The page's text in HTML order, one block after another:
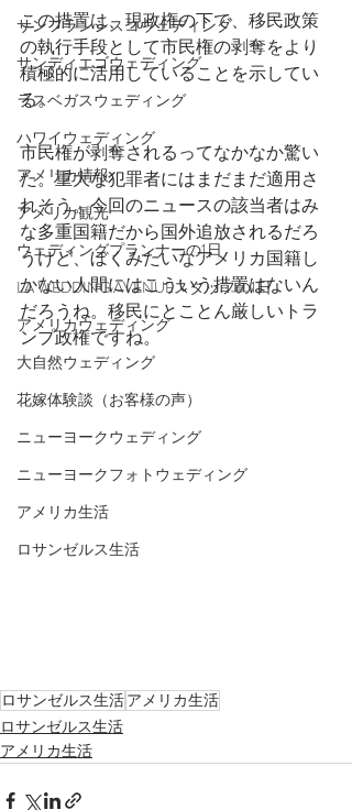
サンフランシスコウェディング
サンディエゴウェディング
ラスベガスウェディング
ハワイウェディング
アメリカ情報
アメリカ観光
ウェディングプランナーの1日
LA WEDDING AVENUEスタッフの1日
アメリカウェディング
大自然ウェディング
花嫁体験談（お客様の声）
ニューヨークウェディング
ニューヨークフォトウェディング
アメリカ生活
ロサンゼルス生活
この措置は、現政権の下で、移民政策
の執行手段として市民権の剥奪をより
積極的に活用していることを示してい
る。
市民権が剥奪されるってなかなか驚い
た。重大な犯罪者にはまだまだ適用さ
れそう。今回のニュースの該当者はみ
な多重国籍だから国外追放されるだろ
うけど、ぼくみたいなアメリカ国籍し
かない人間にはこういう措置はないん
だろうね。移民にとことん厳しいトラ
ンプ政権ですね。
ロサンゼルス生活アメリカ生活
ロサンゼルス生活
アメリカ生活